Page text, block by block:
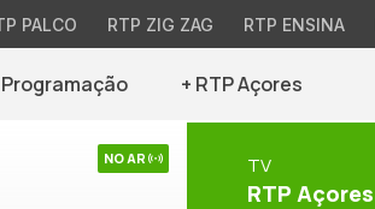
PALCO RTP ZIG ZAG RTP ENSINA
Programação + RTP Açores
NO AR TV
RTP Açores